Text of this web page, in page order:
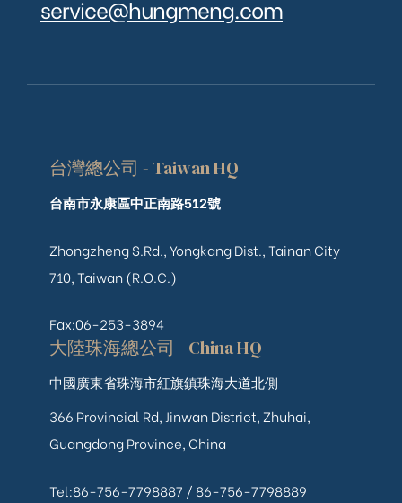
service@hungmeng.com
台灣總公司 - Taiwan HQ
台南市永康區中正南路512號
Zhongzheng S.Rd., Yongkang Dist., Tainan City
710, Taiwan (R.O.C.)
Fax:06-253-3894
大陸珠海總公司 - China HQ
中國廣東省珠海市紅旗鎮珠海大道北側
366 Provincial Rd, Jinwan District, Zhuhai,
Guangdong Province, China
Tel:86-756-7798887 / 86-756-7798889